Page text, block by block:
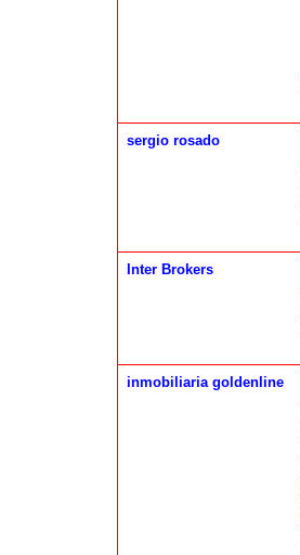
sergio rosado
Inter Brokers
inmobiliaria goldenline